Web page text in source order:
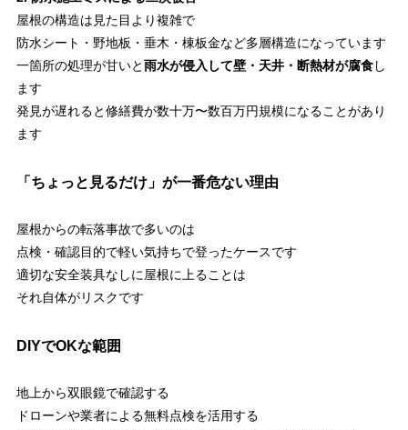
屋根の構造は見た目より複雑で
防水シート・野地板・垂木・棟板金など多層構造になっています
一箇所の処理が甘いと雨水が侵入して壁・天井・断熱材が腐食し
ます
発見が遅れると修繕費が数十万〜数百万円規模になることがあり
ます
「ちょっと見るだけ」が一番危ない理由
屋根からの転落事故で多いのは
点検・確認目的で軽い気持ちで登ったケースです
適切な安全装具なしに屋根に上ることは
それ自体がリスクです
DIYでOKな範囲
地上から双眼鏡で確認する
ドローンや業者による無料点検を活用する